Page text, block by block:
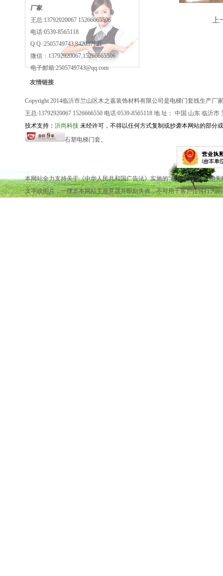
厂家
王总:13792920067 15266665506
电话:0539-8565118
Q Q :2505749743,842037121
微信：13792920067,15266665506
电子邮箱:2505749743@qq.com
友情链接
Copyright 2014临沂市兰山区木之嘉装饰材料有限公司是电梯门套线生产厂家
王总:13792920067 1526666550 电话:0539-8565118 地 址： 中国 山东 临沂
技术支持： 沂尚科技 未经许可，不得以任何方式复制或抄袭本网站的部分
石塑电梯门套。
本网站全力支持关于《中华人民共和国广告法》实施的“极限化违禁词”相
文字或图片，一律非本网站主观意愿并即刻失效，不可用于客户任何行为